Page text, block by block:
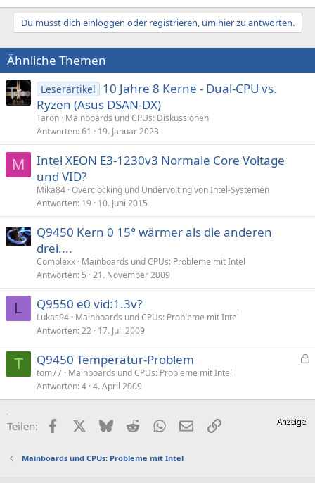
Du musst dich einloggen oder registrieren, um hier zu antworten.
Ähnliche Themen
Leserartikel
10 Jahre 8 Kerne - Dual-CPU vs.
Ryzen (Asus DSAN-DX)
Taron Mainboards und CPUs: Diskussionen
Antworten 61 19. Januar 2023
M
Intel XEON E3-1230v3 Normale Core Voltage
und VID?
Mika84 Overclocking und Undervolting von Intel-Systemen
Antworten 19 10. Juni 2015
Q9450 Kern 0 15° wärmer als die anderen
drei....
Complexx Mainboards und CPUs: Probleme mit Intel
Antworten 5 21. November 2009
L Q9550 e0 vid:1.3v?
Lukas94 Mainboards und CPUs: Probleme mit Intel
Antworten 22 17. Juli 2009
T
p
Q9450 Temperatur-Problem
tom77 Mainboards und CPUs: Probleme mit Intel
Antworten 4 4. April 2009
Teilen: FacebookX (Twitter)
BlueskyRedditWhatsApp
E-MailLink
Mainboards und CPUs: Probleme mit Intel